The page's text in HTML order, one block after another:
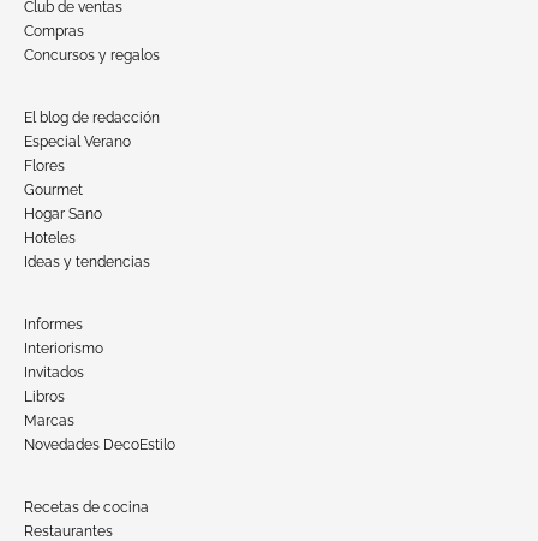
Club de ventas
Compras
Concursos y regalos
El blog de redacción
Especial Verano
Flores
Gourmet
Hogar Sano
Hoteles
Ideas y tendencias
Informes
Interiorismo
Invitados
Libros
Marcas
Novedades DecoEstilo
Recetas de cocina
Restaurantes